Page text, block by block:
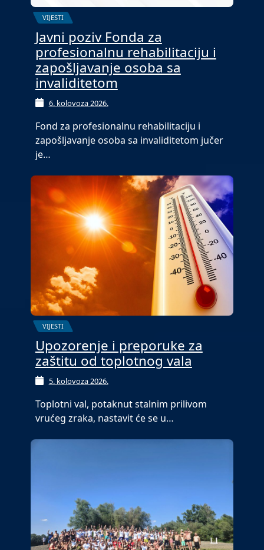
VIJESTI
Javni poziv Fonda za
profesionalnu rehabilitaciju i
zapošljavanje osoba sa
invaliditetom
6. kolovoza 2026.
Fond za profesionalnu rehabilitaciju i
zapošljavanje osoba sa invaliditetom jučer
je…
VIJESTI
Upozorenje i preporuke za
zaštitu od toplotnog vala
5. kolovoza 2026.
Toplotni val, potaknut stalnim prilivom
vrućeg zraka, nastavit će se u…